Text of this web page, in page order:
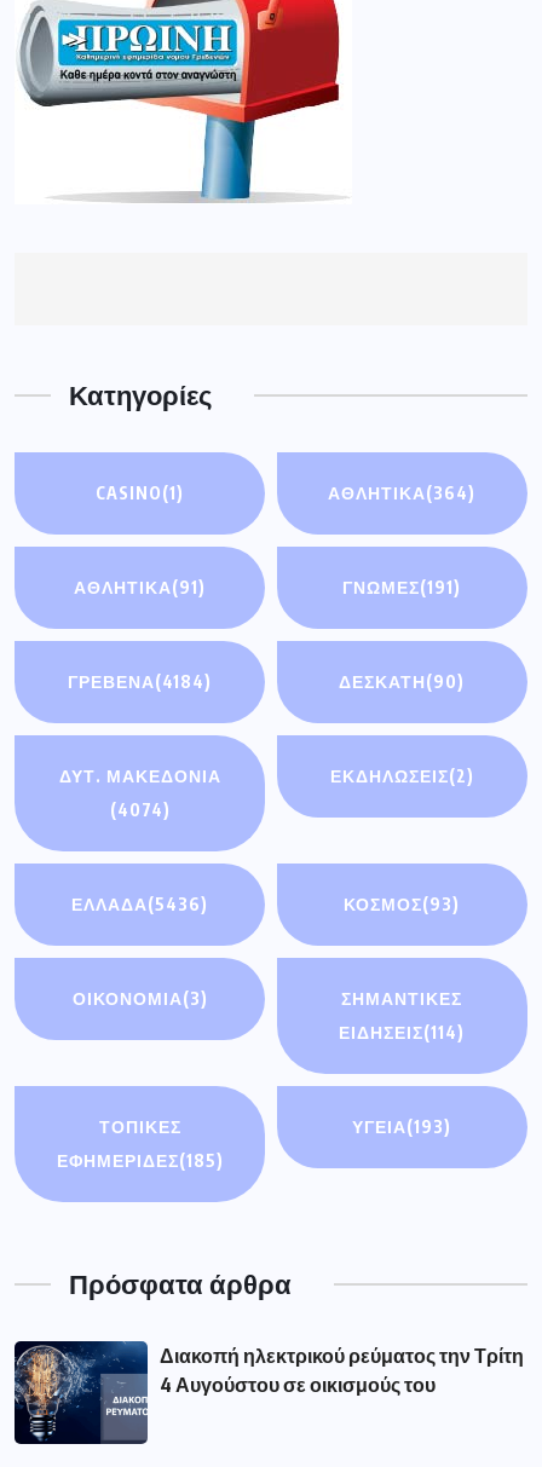
Κατηγορίες
CASINO(1) ΑΘΛΗΤΙΚΑ(364)
ΑΘΛΗΤΙΚΆ(91) ΓΝΩΜΕΣ(191)
ΓΡΕΒΕΝΑ(4184) ΔΕΣΚΑΤΗ(90)
ΔΥΤ. ΜΑΚΕΔΟΝΙΑ
(4074)
ΕΚΔΗΛΩΣΕΙΣ(2)
ΕΛΛΑΔΑ(5436) ΚΟΣΜΟΣ(93)
ΟΙΚΟΝΟΜΊΑ(3)
ΣΗΜΑΝΤΙΚΈΣ
ΕΙΔΉΣΕΙΣ(114)
ΤΟΠΙΚΕΣ
ΕΦΗΜΕΡΙΔΕΣ(185)
ΥΓΕΙΑ(193)
Πρόσφατα άρθρα
Διακοπή ηλεκτρικού ρεύματος την Τρίτη
4 Αυγούστου σε οικισμούς του